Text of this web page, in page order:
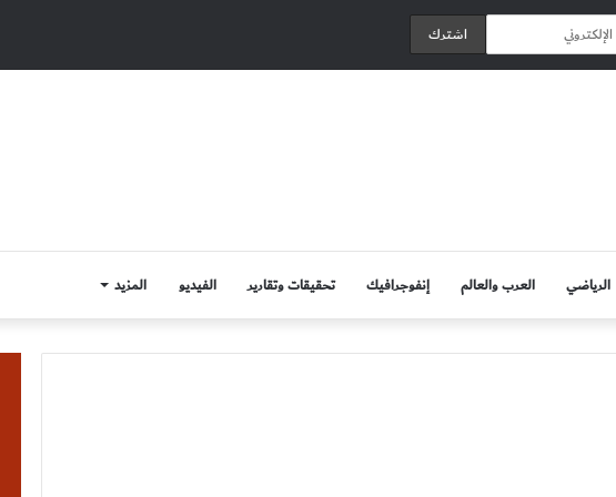
الرياضي العرب والعالم إنفوجرافيك تحقيقات وتقارير الفيديو المزيد